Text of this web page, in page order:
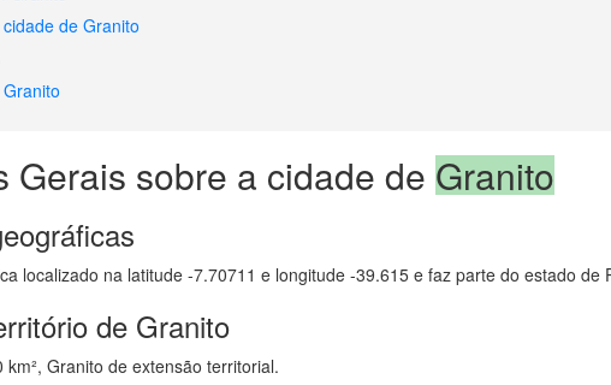
de Granito
Gerais sobre a cidade de Granito
localizado na latitude -7.70711 e longitude -39.615 e faz parte do estado de
de Granito
Granito de extensão territorial.